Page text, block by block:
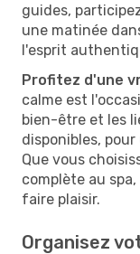
guides,
une matinée
l'esprit
Profitez d'une
calme est
bien-être et les
disponibles,
Que vous
complète au
faire plaisir.
Organisez